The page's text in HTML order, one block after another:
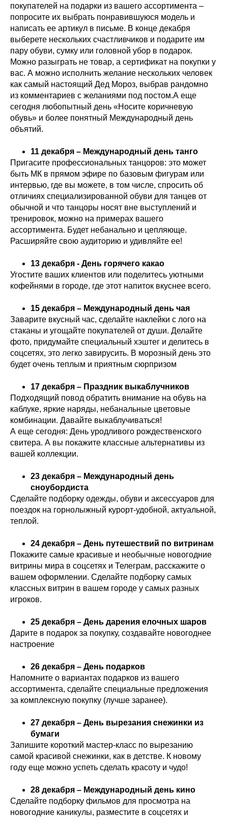
покупателей на подарки из вашего ассортимента –
попросите их выбрать понравившуюся модель и
написать ее артикул в письме. В конце декабря
выберете нескольких счастливчиков и подарите им
пару обуви, сумку или головной убор в подарок.
Можно разыграть не товар, а сертификат на покупки у
вас. А можно исполнить желание нескольких человек
как самый настоящий Дед Мороз, выбрав рандомно
из комментариев с желаниями под постом.А еще
сегодня любопытный день «Носите коричневую
обувь» и более понятный Международный день
объятий.
11 декабря – Международный день танго
Пригасите профессиональных танцоров: это может
быть МК в прямом эфире по базовым фигурам или
интервью, где вы можете, в том числе, спросить об
отличиях специализированной обуви для танцев от
обычной и что танцоры носят вне выступлений и
тренировок, можно на примерах вашего
ассортимента. Будет небанально и цепляюще.
Расширяйте свою аудиторию и удивляйте ее!
13 декабря - День горячего какао
Угостите ваших клиентов или поделитесь уютными
кофейнями в городе, где этот напиток вкуснее всего.
15 декабря – Международный день чая
Заварите вкусный час, сделайте наклейки с лого на
стаканы и угощайте покупателей от души. Делайте
фото, придумайте специальный хэштег и делитесь в
соцсетях, это легко завирусить. В морозный день это
будет очень теплым и приятным сюрпризом
17 декабря – Праздник выкаблучников
Подходящий повод обратить внимание на обувь на
каблуке, яркие наряды, небанальные цветовые
комбинации. Давайте выкаблучиваться!
А еще сегодня: День уродливого рождественского
свитера. А вы покажите классные альтернативы из
вашей коллекции.
23 декабря – Международный день
сноубордиста
Сделайте подборку одежды, обуви и аксессуаров для
поездок на горнолыжный курорт-удобной, актуальной,
теплой.
24 декабря – День путешествий по витринам
Покажите самые красивые и необычные новогодние
витрины мира в соцсетях и Телеграм, расскажите о
вашем оформлении. Сделайте подборку самых
классных витрин в вашем городе у самых разных
игроков.
25 декабря – День дарения елочных шаров
Дарите в подарок за покупку, создавайте новогоднее
настроение
26 декабря – День подарков
Напомните о вариантах подарков из вашего
ассортимента, сделайте специальные предложения
за комплексную покупку (лучше заранее).
27 декабря – День вырезания снежинки из
бумаги
Запишите короткий мастер-класс по вырезанию
самой красивой снежинки, как в детстве. К новому
году еще можно успеть сделать красоту и чудо!
28 декабря – Международный день кино
Сделайте подборку фильмов для просмотра на
новогодние каникулы, разместите в соцсетях и